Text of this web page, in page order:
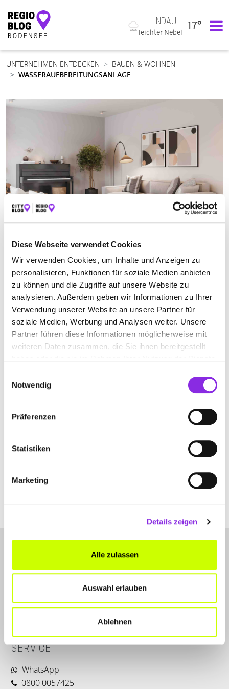
Diese Webseite verwendet Cookies
Wir verwenden Cookies, um Inhalte und Anzeigen zu
personalisieren, Funktionen für soziale Medien anbieten
zu können und die Zugriffe auf unsere Website zu
analysieren. Außerdem geben wir Informationen zu Ihrer
Verwendung unserer Website an unsere Partner für
soziale Medien, Werbung und Analysen weiter. Unsere
Partner führen diese Informationen möglicherweise mit
weiteren Daten zusammen, die Sie ihnen bereitgestellt
Notwendig
Präferenzen
Statistiken
Marketing
Details zeigen
Alle zulassen
Auswahl erlauben
Ablehnen
Hauptnavigation
LINDAU
leichter Nebel
17°
UNTERNEHMEN ENTDECKEN
BAUEN & WOHNEN
WASSERAUFBEREITUNGSANLAGE
WASSERAUFBEREITUNGSANLAGE
Suchen nach
Finden
DIWASERV GMBH HILLER & SCHMITT
hs-shk.de
LET'S CONNECT
SERVICE
WhatsApp
0800 0057425